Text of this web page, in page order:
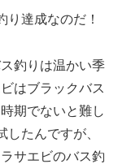
り達成なのだ！
釣りは温かい季
はブラックバス
期でないと難し
たんですが、
サエビのバス釣